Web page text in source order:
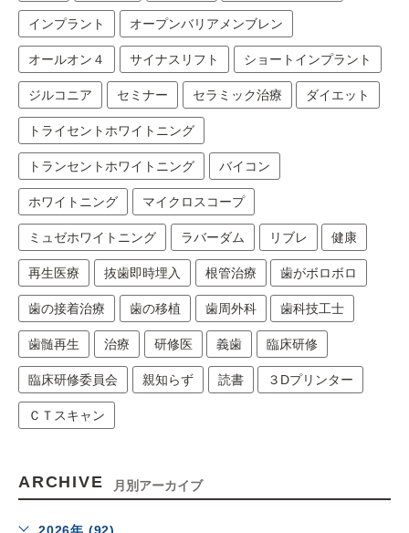
インプラント オープンバリアメンブレン
オールオン４ サイナスリフト ショートインプラント
ジルコニア セミナー セラミック治療 ダイエット
トライセントホワイトニング
トランセントホワイトニング バイコン
ホワイトニング マイクロスコープ
ミュゼホワイトニング ラバーダム リブレ 健康
再生医療 抜歯即時埋入 根管治療 歯がボロボロ
歯の接着治療 歯の移植 歯周外科 歯科技工士
歯髄再生 治療 研修医 義歯 臨床研修
臨床研修委員会 親知らず 読書 ３Dプリンター
ＣＴスキャン
ARCHIVE 月別アーカイブ